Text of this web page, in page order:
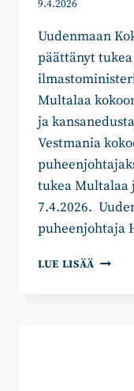
9.4.2026
Uudenmaan
päättänyt
Multalaa
ja
Vestmania
tukea Multalaa
7.4.2026.
puheenjohtaja
LUE LISÄÄ